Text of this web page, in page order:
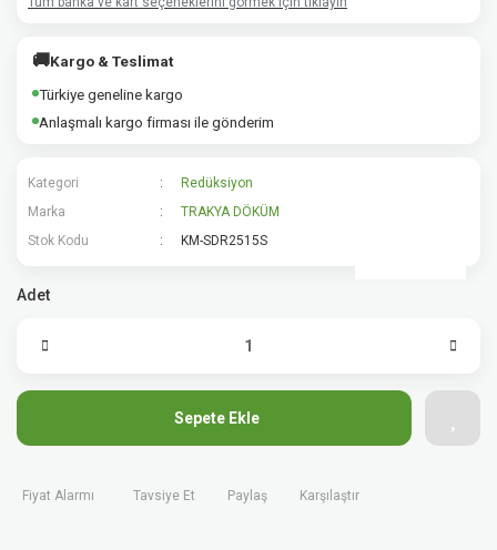
🚚Kargo & Teslimat
Türkiye geneline kargo
Anlaşmalı kargo firması ile gönderim
Kategori
Redüksiyon
Marka
TRAKYA DÖKÜM
Stok Kodu
KM-SDR2515S
Adet
Sepete Ekle
Fiyat Alarmı Tavsiye Et Paylaş Karşılaştır